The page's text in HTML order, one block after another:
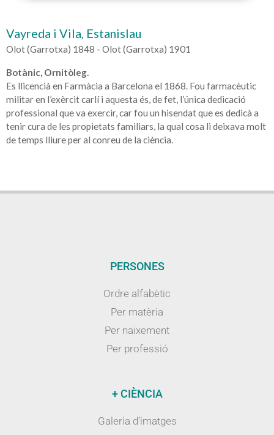
Vayreda i Vila, Estanislau
Olot (Garrotxa) 1848 - Olot (Garrotxa) 1901
Botànic, Ornitòleg.
Es llicencià en Farmàcia a Barcelona el 1868. Fou farmacèutic
militar en l’exèrcit carlí i aquesta és, de fet, l’única dedicació
professional que va exercir, car fou un hisendat que es dedicà a
tenir cura de les propietats familiars, la qual cosa li deixava molt
de temps lliure per al conreu de la ciència.
PERSONES
Ordre alfabètic
Per matèria
Per naixement
Per professió
+ CIÈNCIA
Galeria d’imatges